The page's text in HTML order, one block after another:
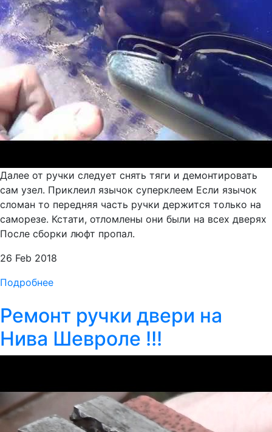
Далее от ручки следует снять тяги и демонтировать
сам узел. Приклеил язычок суперклеем Если язычок
сломан то передняя часть ручки держится только на
саморезе. Кстати, отломлены они были на всех дверях
После сборки люфт пропал.
26 Feb 2018
Подробнее
Ремонт ручки двери на
Нива Шевроле !!!